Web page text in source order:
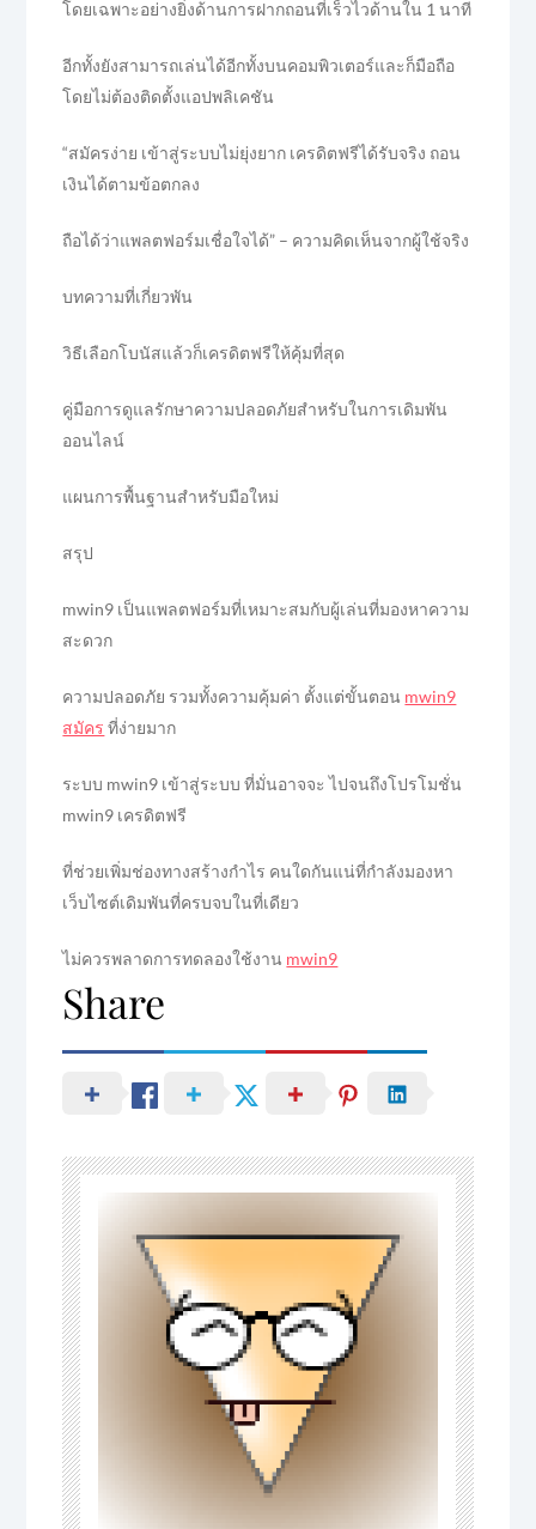
โดยเฉพาะอย่างยิ่งด้านการฝากถอนที่เร็วไวด้านใน 1 นาที
อีกทั้งยังสามารถเล่นได้อีกทั้งบนคอมพิวเตอร์และก็มือถือ
โดยไม่ต้องติดตั้งแอปพลิเคชัน
“สมัครง่าย เข้าสู่ระบบไม่ยุ่งยาก เครดิตฟรีได้รับจริง ถอน
เงินได้ตามข้อตกลง
ถือได้ว่าแพลตฟอร์มเชื่อใจได้” – ความคิดเห็นจากผู้ใช้จริง
บทความที่เกี่ยวพัน
วิธีเลือกโบนัสแล้วก็เครดิตฟรีให้คุ้มที่สุด
คู่มือการดูแลรักษาความปลอดภัยสำหรับในการเดิมพัน
ออนไลน์
แผนการพื้นฐานสำหรับมือใหม่
สรุป
mwin9 เป็นแพลตฟอร์มที่เหมาะสมกับผู้เล่นที่มองหาความ
สะดวก
ความปลอดภัย รวมทั้งความคุ้มค่า ตั้งแต่ขั้นตอน mwin9
สมัคร ที่ง่ายมาก
ระบบ mwin9 เข้าสู่ระบบ ที่มั่นอาจจะ ไปจนถึงโปรโมชั่น
mwin9 เครดิตฟรี
ที่ช่วยเพิ่มช่องทางสร้างกำไร คนใดกันแน่ที่กำลังมองหา
เว็บไซต์เดิมพันที่ครบจบในที่เดียว
ไม่ควรพลาดการทดลองใช้งาน mwin9
Share